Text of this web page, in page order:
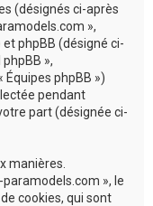
(désignés ci-après
»,
phpBB (désigné ci-
phpBB »,
Équipes phpBB »)
pendant
part (désignée ci-
manières.
», le
cookies, qui sont